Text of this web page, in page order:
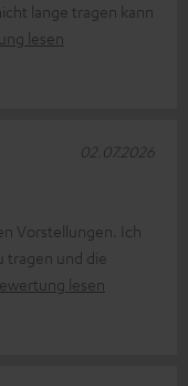
lange tragen kann
lesen
Vorstellungen. Ich
tragen und die
lesen
02.07.2026